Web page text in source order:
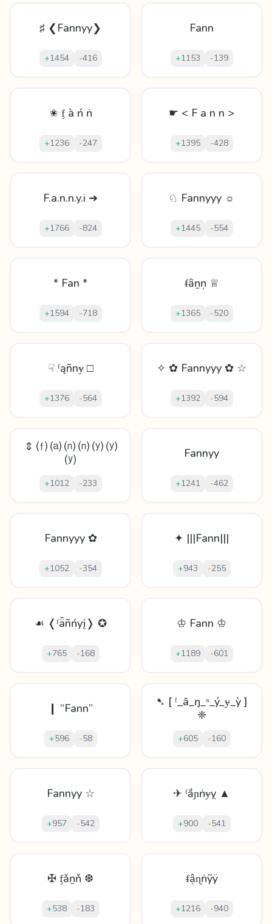
♯ ❮Fannyy❯
+1454 -416
Fann
+1153 -139
✬ ᶂ à ń ṅ
+1236 -247
☛ < F a n n >
+1395 -428
F.a.n.n.y.i ➜
+1766 -824
♘ Fannyyy ☼
+1445 -554
* Fan *
+1594 -718
ᵮȃṉṇ ♕
+1365 -520
☟ ᶠąñnɏ □
+1376 -564
✧ ✿ Fannyyy ✿ ☆
+1392 -594
⇕ ⒡ ⒜ ⒩ ⒩ ⒴ ⒴
⒴
+1012 -233
Fannyy
+1241 -462
Fannyyy ✿
+1052 -354
✦ |||Fann|||
+943 -255
☙ ❬ᶠǟñńƴį❭ ✪
+765 -168
♔ Fann ♔
+1189 -601
❙ “Fann”
+596 -58
➷ [ ᶠ_ā_ŋ_ᶰ_ý_ɏ_ỳ ]
❈
+605 -160
Fannyy ☆
+957 -542
✈ ᶠắɲṅɏỵ ▲
+900 -541
✠ ᶂǎṉň ❆
+538 -183
ᵮậɳṅỹÿ
+1216 -940